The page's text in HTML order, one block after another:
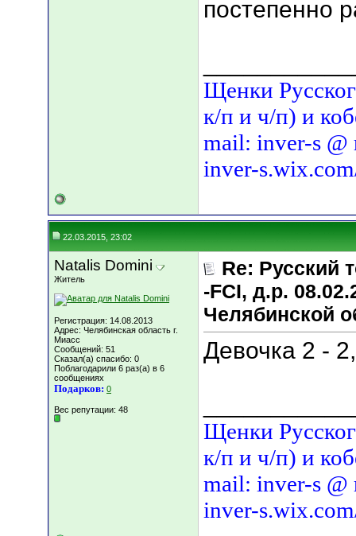
постепенно
Щенки
к/п и ч/п) и
mail: inver-s @
inver-
22.03.2015, 23:02
Natalis Domini
Житель
Регистрация: 14.08.2013
Адрес: Челябинская область г.
Миасс
Сообщений: 51
Сказал(а) спасибо: 0
Поблагодарили 6 раз(а) в 6
сообщениях
Подарков: 0
Вес репутации: 48
Re: Русский
-FCI, д.р.
Челябинской
Девочка 2 -
Щенки
к/п и ч/п) и
mail: inver-s @
inver-